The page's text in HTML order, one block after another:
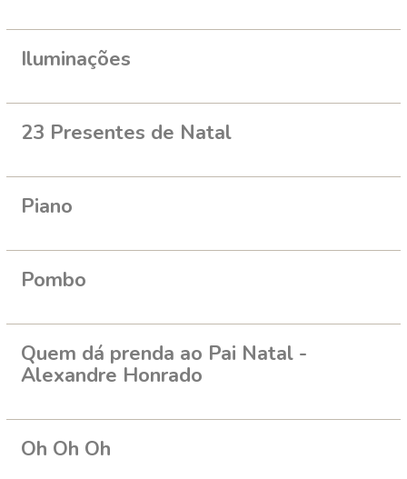
Iluminações
23 Presentes de Natal
Piano
Pombo
Quem dá prenda ao Pai Natal -
Alexandre Honrado
Oh Oh Oh